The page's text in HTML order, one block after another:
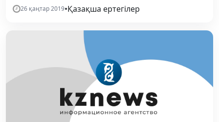
26 қаңтар 2019•Қазақша ертегілер